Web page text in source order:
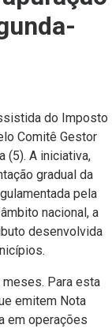
do Imposto
Comitê Gestor
(5). A iniciativa,
gradual da
pela
nacional, a
desenvolvida
Para esta
emitem Nota
em operações